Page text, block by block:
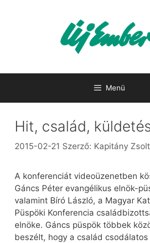
Menü
Hit, család,
2015-02-21 Szerző: Kapitány Zsolt
A konferenciát videoüzenetben
Gáncs Péter evangélikus elnök-
valamint Bíró László, a Magyar
Püspöki Konferencia
elnöke. Gáncs püspök többek
beszélt, hogy a család csodálatos